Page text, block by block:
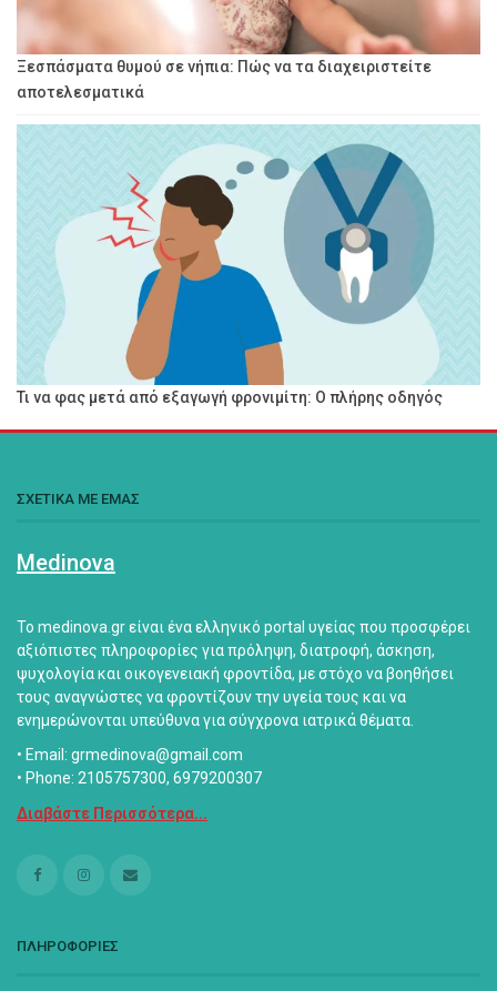
Ξεσπάσματα θυμού σε νήπια: Πώς να τα διαχειριστείτε
αποτελεσματικά
Τι να φας μετά από εξαγωγή φρονιμίτη: Ο πλήρης οδηγός
ΣΧΕΤΙΚΑ ΜΕ ΕΜΑΣ
Medinova
Το medinova.gr είναι ένα ελληνικό portal υγείας που προσφέρει
αξιόπιστες πληροφορίες για πρόληψη, διατροφή, άσκηση,
ψυχολογία και οικογενειακή φροντίδα, με στόχο να βοηθήσει
τους αναγνώστες να φροντίζουν την υγεία τους και να
ενημερώνονται υπεύθυνα για σύγχρονα ιατρικά θέματα.
• Email: grmedinova@gmail.com
• Phone: 2105757300, 6979200307
Διαβάστε Περισσότερα...
ΠΛΗΡΟΦΟΡΙΕΣ